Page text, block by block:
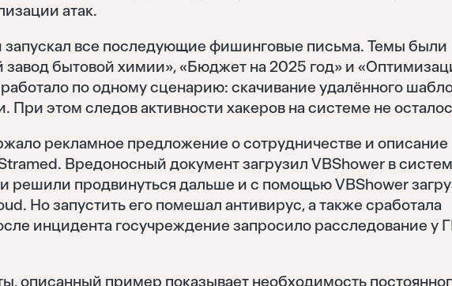
атак.
запускал все последующие фишинговые письма. Темы были
бытовой химии», «Бюджет на 2025 год» и
по одному сценарию: скачивание удалённого
При этом следов активности хакеров на системе не
рекламное предложение о сотрудничестве и описание
Вредоносный документ загрузил VBShower в
решили продвинуться дальше и с помощью VBShower
Но запустить его помешал антивирус, а также сработала
инцидента госучреждение запросило расследование у
описанный пример показывает необходимость